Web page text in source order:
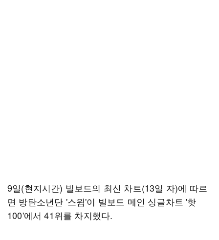
9일(현지시간) 빌보드의 최신 차트(13일 자)에 따르
면 방탄소년단 '스윔'이 빌보드 메인 싱글차트 '핫
100'에서 41위를 차지했다.